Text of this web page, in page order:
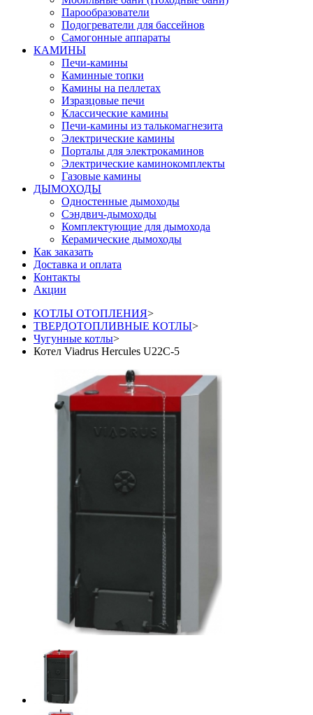
Парообразователи
Подогреватели для бассейнов
Самогонные аппараты
КАМИНЫ
Печи-камины
Каминные топки
Камины на пеллетах
Изразцовые печи
Классические камины
Печи-камины из талькомагнезита
Электрические камины
Порталы для электрокаминов
Электрические каминокомплекты
Газовые камины
ДЫМОХОДЫ
Одностенные дымоходы
Сэндвич-дымоходы
Комплектующие для дымохода
Керамические дымоходы
Как заказать
Доставка и оплата
Контакты
Акции
КОТЛЫ ОТОПЛЕНИЯ>
ТВЕРДОТОПЛИВНЫЕ КОТЛЫ>
Чугунные котлы>
Котел Viadrus Hercules U22C-5